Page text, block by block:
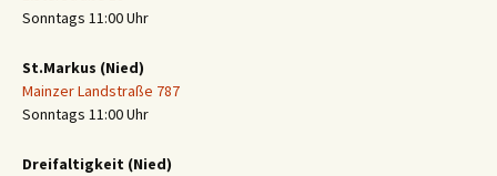
Sonntags 11:00 Uhr
St.Markus (Nied)
Mainzer Landstraße 787
Sonntags 11:00 Uhr
Dreifaltigkeit (Nied)